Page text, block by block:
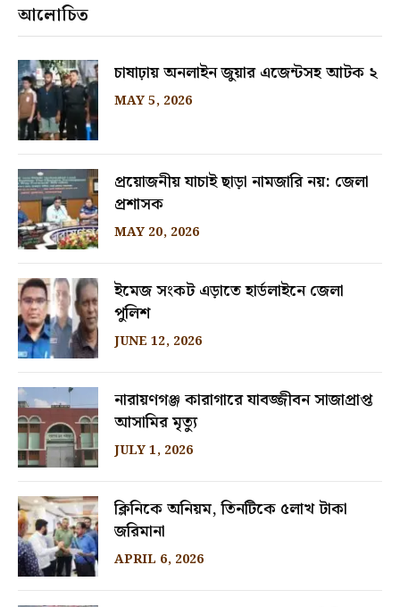
আলোচিত
চাষাঢ়ায় অনলাইন জুয়ার এজেন্টসহ আটক ২
MAY 5, 2026
প্রয়োজনীয় যাচাই ছাড়া নামজারি নয়: জেলা
প্রশাসক
MAY 20, 2026
ইমেজ সংকট এড়াতে হার্ডলাইনে জেলা
পুলিশ
JUNE 12, 2026
নারায়ণগঞ্জ কারাগারে যাবজ্জীবন সাজাপ্রাপ্ত
আসামির মৃত্যু
JULY 1, 2026
ক্লিনিকে অনিয়ম, তিনটিকে ৫লাখ টাকা
জরিমানা
APRIL 6, 2026